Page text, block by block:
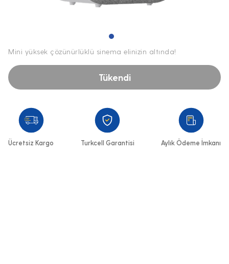
Mini yüksek çözünürlüklü sinema elinizin altında!
Tükendi
Ücretsiz Kargo Turkcell Garantisi Aylık Ödeme İmkanı